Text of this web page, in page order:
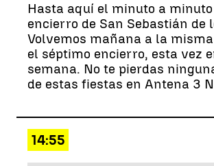
Hasta aquí el minuto a
encierro de San Sebastián de
Volvemos mañana a la
el séptimo encierro, esta vez
semana. No te pierdas
de estas fiestas en Antena 3
14:55